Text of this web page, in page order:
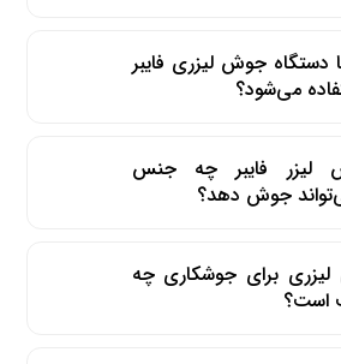
دستگاه جوش لیزری فایبر
می‌شود؟
لیزر فایبر چه جنس
جوش دهد؟
برای جوشکاری چه
است؟